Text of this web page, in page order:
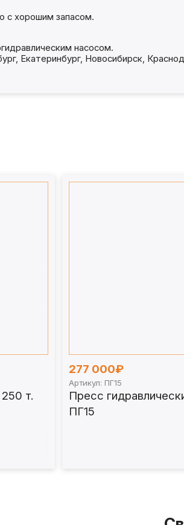
с хорошим запасом.
насосом.
Екатеринбург, Новосибирск,
т.
277 000₽
Артикул: ПГ15
Пресс
ПГ15